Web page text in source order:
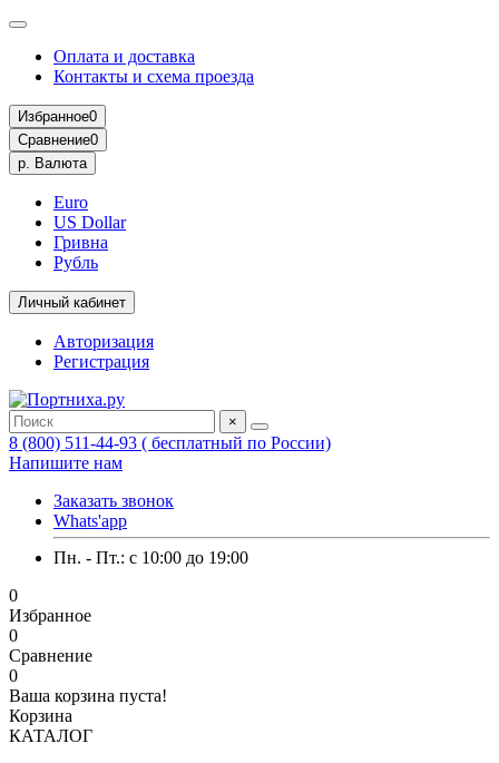
Оплата и доставка
Контакты и схема проезда
Избранное0
Сравнение0
р. Валюта
Euro
US Dollar
Гривна
Рубль
Личный кабинет
Авторизация
Регистрация
×
8 (800) 511-44-93 ( бесплатный по России)
Напишите нам
Заказать звонок
Whats'app
Пн. - Пт.: c 10:00 до 19:00
0
Избранное
0
Сравнение
0
Ваша корзина пуста!
Корзина
КАТАЛОГ